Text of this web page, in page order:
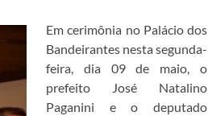
Em cerimônia no Palácio dos
Bandeirantes nesta segunda-
feira, dia 09 de maio, o
prefeito José Natalino
Paganini e o deputado